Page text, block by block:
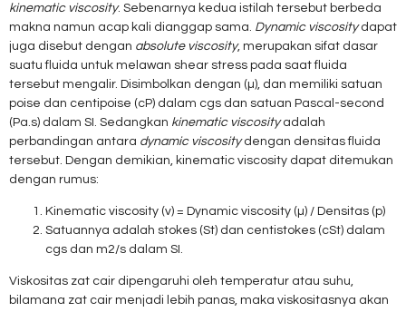
kinematic viscosity. Sebenarnya kedua istilah tersebut berbeda
makna namun acap kali dianggap sama. Dynamic viscositydapat
juga disebut dengan absolute viscosity, merupakan sifat dasar
suatu fluida untuk melawan shear stress pada saat fluida
tersebut mengalir. Disimbolkan dengan (µ), dan memiliki satuan
poise dan centipoise (cP) dalam cgs dan satuan Pascal-second
(Pa.s) dalam SI. Sedangkan kinematic viscosityadalah
perbandingan antara dynamic viscositydengan densitas fluida
tersebut. Dengan demikian, kinematic viscosity dapat ditemukan
dengan rumus:
Kinematic viscosity (v) = Dynamic viscosity (µ) / Densitas (p)
Satuannya adalah stokes (St) dan centistokes (cSt) dalam
cgs dan m2/s dalam SI.
Viskositas zat cair dipengaruhi oleh temperatur atau suhu,
bilamana zat cair menjadi lebih panas, maka viskositasnya akan